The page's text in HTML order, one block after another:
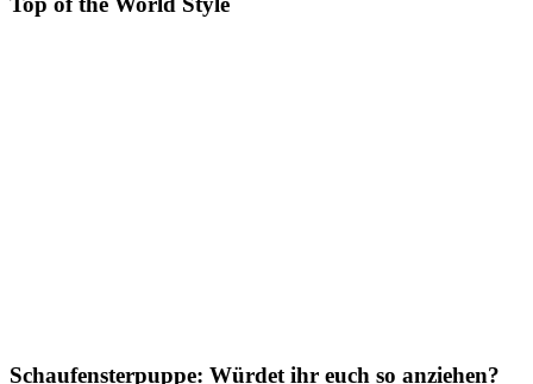
Schaufensterpuppe: Würdet ihr euch so anziehen?